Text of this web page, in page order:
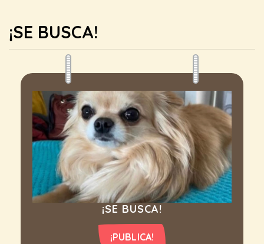
¡SE BUSCA!
¡SE BUSCA!
¡PUBLICA!